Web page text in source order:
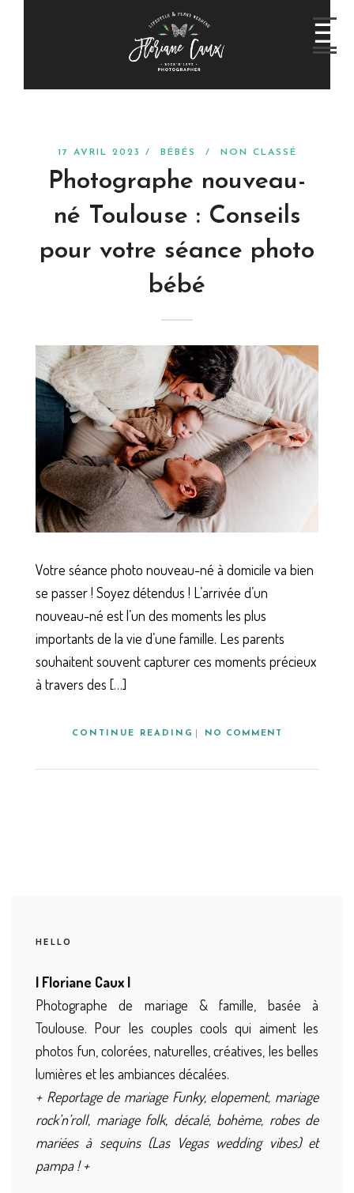
17 AVRIL 2023 / BÉBÉS / NON CLASSÉ
Photographe nouveau-
né Toulouse : Conseils
pour votre séance photo
bébé
Votre séance photo nouveau-né à domicile va bien
se passer ! Soyez détendus ! L’arrivée d’un
nouveau-né est l’un des moments les plus
importants de la vie d’une famille. Les parents
souhaitent souvent capturer ces moments précieux
à travers des […]
CONTINUE READING NO COMMENT
HELLO
| Floriane Caux |
Photographe de mariage & famille, basée à
Toulouse. Pour les couples cools qui aiment les
photos fun, colorées, naturelles, créatives, les belles
lumières et les ambiances décalées.
+ Reportage de mariage Funky, elopement, mariage
rock’n’roll, mariage folk, décalé, bohème, robes de
mariées à sequins (Las Vegas wedding vibes) et
pampa ! +